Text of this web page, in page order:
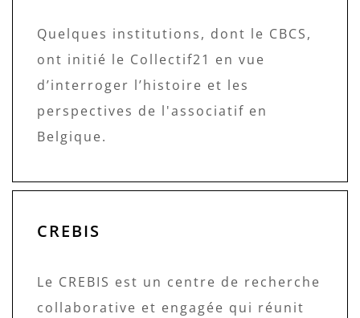
Quelques institutions, dont le CBCS,
ont initié le Collectif21 en vue
d’interroger l’histoire et les
perspectives de l'associatif en
Belgique.
CREBIS
Le CREBIS est un centre de recherche
collaborative et engagée qui réunit